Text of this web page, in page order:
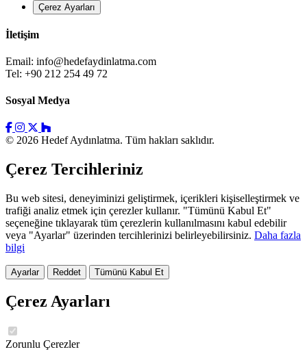
Çerez Ayarları
İletişim
Email: info@hedefaydinlatma.com
Tel: +90 212 254 49 72
Sosyal Medya
© 2026 Hedef Aydınlatma. Tüm hakları saklıdır.
Çerez Tercihleriniz
Bu web sitesi, deneyiminizi geliştirmek, içerikleri kişiselleştirmek ve
trafiği analiz etmek için çerezler kullanır. "Tümünü Kabul Et"
seçeneğine tıklayarak tüm çerezlerin kullanılmasını kabul edebilir
veya "Ayarlar" üzerinden tercihlerinizi belirleyebilirsiniz. Daha fazla
bilgi
Ayarlar Reddet Tümünü Kabul Et
Çerez Ayarları
Zorunlu Çerezler